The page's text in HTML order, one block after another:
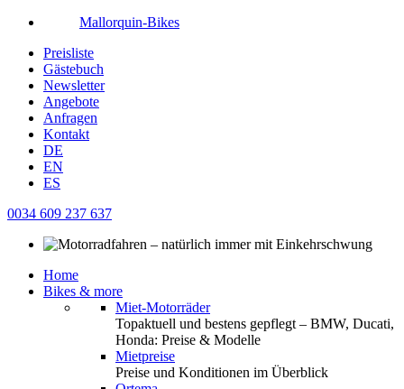
Mallorquin-Bikes
Preisliste
Gästebuch
Newsletter
Angebote
Anfragen
Kontakt
DE
EN
ES
0034 609 237 637
Home
Bikes & more
Miet-Motorräder
Topaktuell und bestens gepflegt – BMW, Ducati,
Honda: Preise & Modelle
Mietpreise
Preise und Konditionen im Überblick